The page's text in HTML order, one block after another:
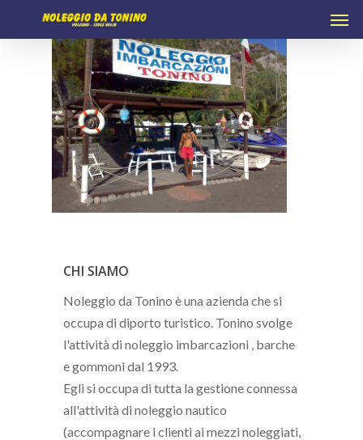
to
CHI SIAMO
Noleggio da Tonino è una azienda che si
occupa di diporto turistico. Tonino svolge
l'attività di noleggio imbarcazioni , barche
e gommoni dal 1993.
Egli si occupa di tutta la gestione connessa
all'attività di noleggio nautico
(accompagnare i clienti ai mezzi noleggiati,